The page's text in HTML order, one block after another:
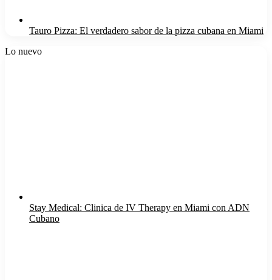
Tauro Pizza: El verdadero sabor de la pizza cubana en Miami
Lo nuevo
Stay Medical: Clinica de IV Therapy en Miami con ADN
Cubano